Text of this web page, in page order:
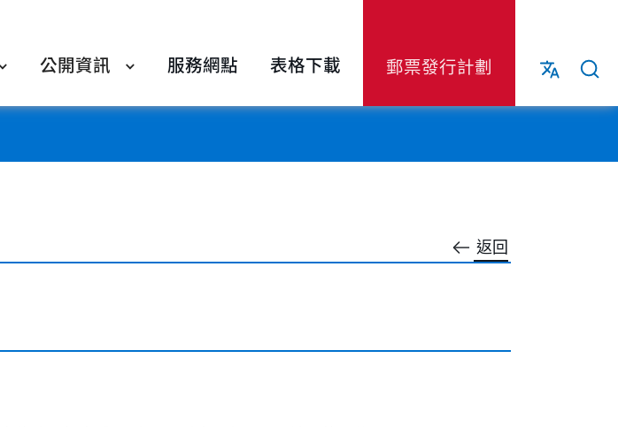
公開資訊 服務網點 表格下載 郵票發行計劃
返回